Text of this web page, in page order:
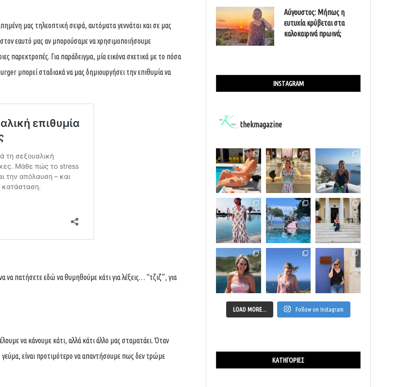
μας τηλεοπτική σειρά, αυτόματα γεννάται και σε μας
εαυτό μας αν μπορούσαμε να χρησιμοποιήσουμε
παρεκτροπές. Για παράδειγμα, μία εικόνα σχετικά με το πόσα
μπορεί σταδιακά να μας δημιουργήσει την επιθυμία να
να πατήσετεεδώ να θυμηθούμε κάτι για λέξεις… “τζιζ”, για
να κάνουμε κάτι, αλλά κάτι άλλο μας σταματάει. Όταν
γεύμα, είναι προτιμότερο να απαντήσουμε πως δεν τρώμε
Αύγουστος: Μήπως η
ευτυχία κρύβεται στα
καλοκαιρινά πρωινά;
INSTAGRAM
thekmagazine
LOAD MORE... Follow on Instagram
ΚΑΤΗΓΟΡΊΕΣ